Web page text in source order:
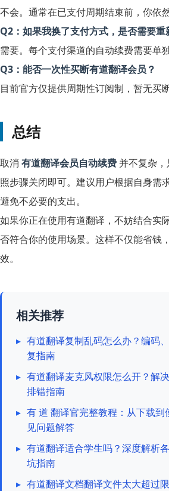
不会。通常在已支付周期结束前，你依
Q2：如果我换了支付方式，是否需要重
需要。每个支付渠道的自动续费需要单独
Q3：能否一次性买断有道翻译会员？
目前官方仅提供周期性订阅制，暂无买断
总结
取消 有道翻译会员自动续费并不复杂
照步骤关闭即可。建议用户根据自身需
避免不必要的支出。
如果你正在使用有道翻译，不妨结合实
否符合你的使用场景。这样不仅能省钱
效。
相关推荐
▸ 有道翻译复制乱码怎么办？编码
复指南
▸ 有道翻译麦克风权限怎么开？解
排错指南
▸ 有 道 翻译官完整教程：从下载到
见问题解答
▸ 有道翻译适合学生吗？深度解析
坑指南
▸ 有道翻译文档翻译文件太大超过